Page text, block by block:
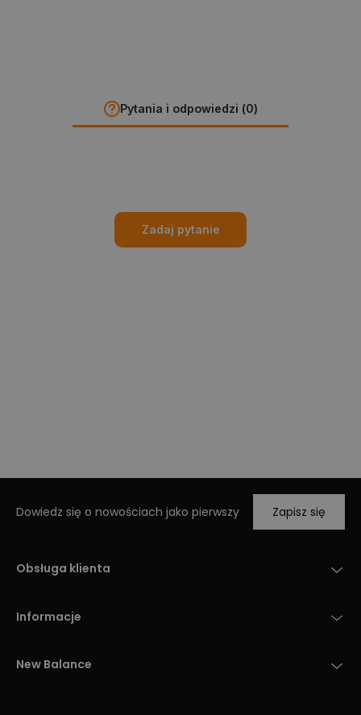
Pytania i odpowiedzi (0)
Zadaj pytanie
Dowiedz się o nowościach jako pierwszy Zapisz się
Obsługa klienta
Informacje
New Balance